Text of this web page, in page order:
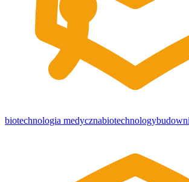
biotechnologia medycznabiotechnology